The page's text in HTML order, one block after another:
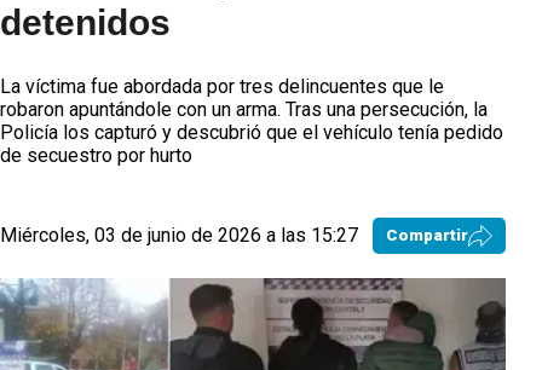
detenidos
La víctima fue abordada por tres delincuentes que le
robaron apuntándole con un arma. Tras una persecución, la
Policía los capturó y descubrió que el vehículo tenía pedido
de secuestro por hurto
Miércoles, 03 de junio de 2026 a las 15:27 Compartir